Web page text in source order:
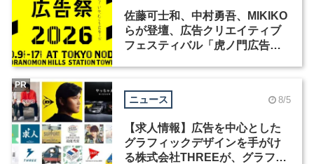
佐藤可士和、中村勇吾、MIKIKO
らが登壇、広告クリエイティブ
フェスティバル「虎ノ門広告
ニュース 8/5
【求人情報】広告を中心とした
グラフィックデザインを手がけ
る株式会社THREEが、グラフィ
PR